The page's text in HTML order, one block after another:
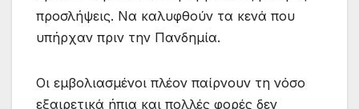
προσλήψεις. Να καλυφθούν τα κενά που
υπήρχαν πριν την Πανδημία.
Οι εμβολιασμένοι πλέον παίρνουν τη νόσο
εξαιρετικά ήπια και πολλές φορές δεν